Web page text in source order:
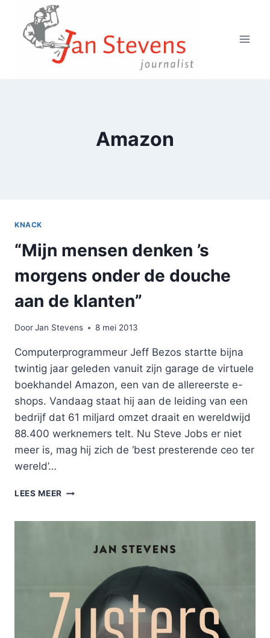
Doorgaan
inhoud
Amazon
KNACK
“Mijn mensen denken ’s
morgens onder de douche
aan de klanten”
DoorJan Stevens 8 mei 2013
Computerprogrammeur Jeff Bezos startte bijna
twintig jaar geleden vanuit zijn garage de virtuele
boekhandel Amazon, een van de allereerste e-
shops. Vandaag staat hij aan de leiding van een
bedrijf dat 61 miljard omzet draait en wereldwijd
88.400 werknemers telt. Nu Steve Jobs er niet
meer is, mag hij zich de ‘best presterende ceo ter
wereld’…
LEES MEER “MIJN
AAN
DE
KLANTEN”